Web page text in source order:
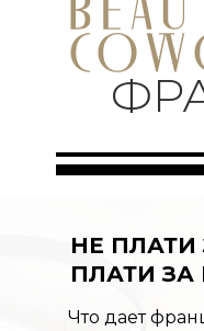
НЕ
ПЛАТИ ЗА
Что дает